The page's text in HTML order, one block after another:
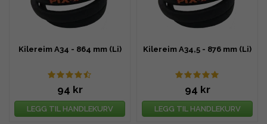
Kilereim A34 - 864 mm (Li)
94 kr
LEGG TIL HANDLEKURV
Kilereim A34,5 - 876 mm (Li)
94 kr
LEGG TIL HANDLEKURV